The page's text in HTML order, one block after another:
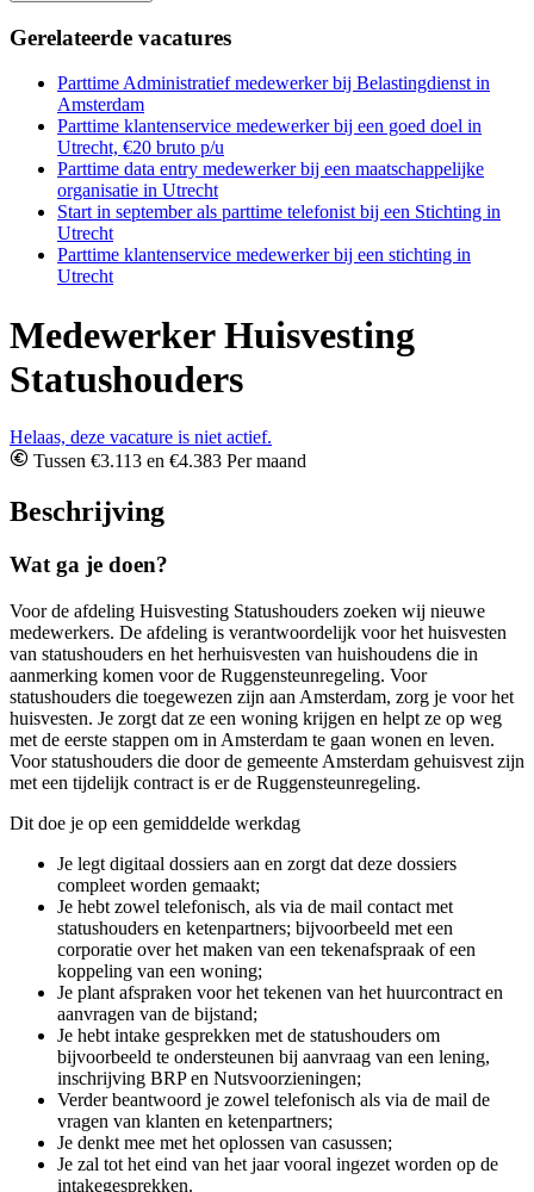
Gerelateerde vacatures
Parttime Administratief medewerker bij Belastingdienst in
Amsterdam
Parttime klantenservice medewerker bij een goed doel in
Utrecht, €20 bruto p/u
Parttime data entry medewerker bij een maatschappelijke
organisatie in Utrecht
Start in september als parttime telefonist bij een Stichting in
Utrecht
Parttime klantenservice medewerker bij een stichting in
Utrecht
Medewerker Huisvesting
Statushouders
Helaas, deze vacature is niet actief.
Tussen €3.113 en €4.383 Per maand
Beschrijving
Wat ga je doen?
Voor de afdeling Huisvesting Statushouders zoeken wij nieuwe
medewerkers. De afdeling is verantwoordelijk voor het huisvesten
van statushouders en het herhuisvesten van huishoudens die in
aanmerking komen voor de Ruggensteunregeling. Voor
statushouders die toegewezen zijn aan Amsterdam, zorg je voor het
huisvesten. Je zorgt dat ze een woning krijgen en helpt ze op weg
met de eerste stappen om in Amsterdam te gaan wonen en leven.
Voor statushouders die door de gemeente Amsterdam gehuisvest zijn
met een tijdelijk contract is er de Ruggensteunregeling.
Dit doe je op een gemiddelde werkdag
Je legt digitaal dossiers aan en zorgt dat deze dossiers
compleet worden gemaakt;
Je hebt zowel telefonisch, als via de mail contact met
statushouders en ketenpartners; bijvoorbeeld met een
corporatie over het maken van een tekenafspraak of een
koppeling van een woning;
Je plant afspraken voor het tekenen van het huurcontract en
aanvragen van de bijstand;
Je hebt intake gesprekken met de statushouders om
bijvoorbeeld te ondersteunen bij aanvraag van een lening,
inschrijving BRP en Nutsvoorzieningen;
Verder beantwoord je zowel telefonisch als via de mail de
vragen van klanten en ketenpartners;
Je denkt mee met het oplossen van casussen;
Je zal tot het eind van het jaar vooral ingezet worden op de
intakegesprekken.